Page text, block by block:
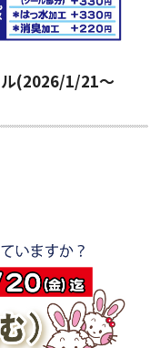
(2026/1/21～